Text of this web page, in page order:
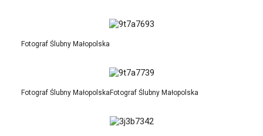
Fotograf Ślubny Małopolska
Fotograf Ślubny MałopolskaFotograf Ślubny Małopolska